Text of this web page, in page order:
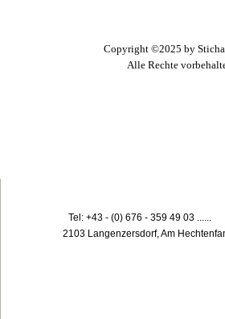
Copyright ©2025 by Sticha
Alle Rechte
Tel: +43 - (0) 676 - 359 49 03 ......
2103 Langenzersdorf, Am